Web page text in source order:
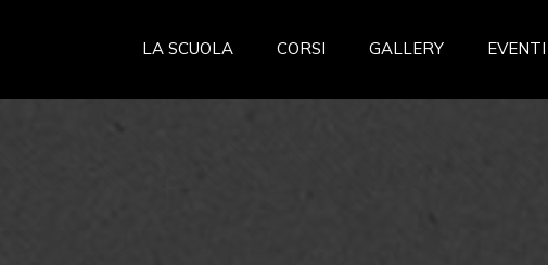
LA SCUOLA CORSI GALLERY EVENTI